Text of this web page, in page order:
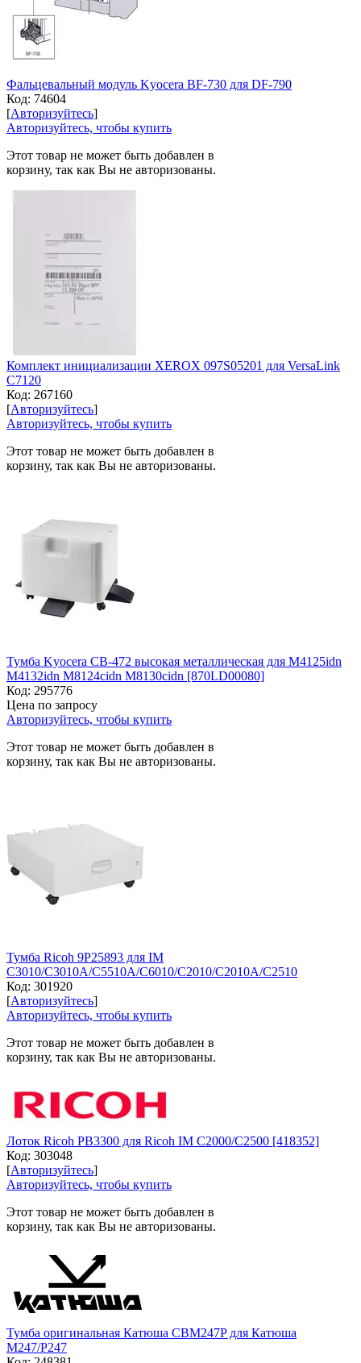
Фальцевальный модуль Kyocera BF-730 для DF-790
Код: 74604
[Авторизуйтесь]
Авторизуйтесь, чтобы купить
Этот товар не может быть добавлен в
корзину, так как Вы не авторизованы.
Комплект инициализации XEROX 097S05201 для VersaLink
C7120
Код: 267160
[Авторизуйтесь]
Авторизуйтесь, чтобы купить
Этот товар не может быть добавлен в
корзину, так как Вы не авторизованы.
Тумба Kyocera CB-472 высокая металлическая для M4125idn
M4132idn M8124cidn M8130cidn [870LD00080]
Код: 295776
Цена по запросу
Авторизуйтесь, чтобы купить
Этот товар не может быть добавлен в
корзину, так как Вы не авторизованы.
Тумба Ricoh 9P25893 для IM
C3010/C3010A/C5510A/C6010/C2010/C2010A/C2510
Код: 301920
[Авторизуйтесь]
Авторизуйтесь, чтобы купить
Этот товар не может быть добавлен в
корзину, так как Вы не авторизованы.
Лоток Ricoh PB3300 для Ricoh IM C2000/C2500 [418352]
Код: 303048
[Авторизуйтесь]
Авторизуйтесь, чтобы купить
Этот товар не может быть добавлен в
корзину, так как Вы не авторизованы.
Тумба оригинальная Катюша CBM247P для Катюша
M247/P247